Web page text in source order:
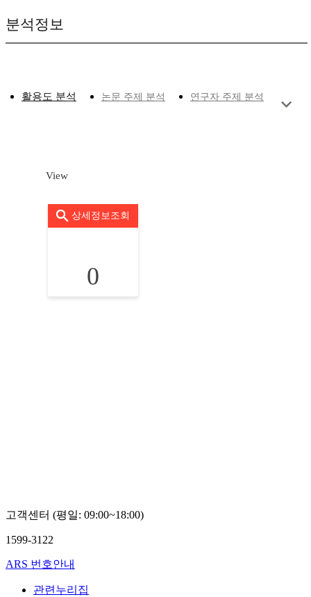
분석정보
활용도 분석 논문 주제 분석 연구자 주제 분석
View
상세정보조회
0
고객센터 (평일: 09:00~18:00)
1599-3122
ARS 번호안내
관련누리집